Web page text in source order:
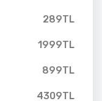
289TL
1999TL
899TL
4309TL